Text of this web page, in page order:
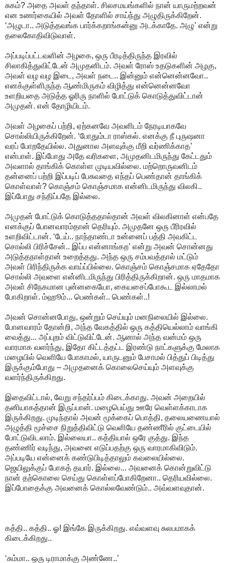
சுகம்? அதை அவள் தந்தாள். சிலசமயங்களில் நான் யாருமற்றவன்
என உணர்கையில் அவள் தோளில் சாய்ந்து அழுதிருக்கிறேன்.
‘அழுடா.. அடுத்தவங்க பார்க்கறாங்கன்னு அடக்காதே. அழு’ என்று
தலைகோதிவிடுவாள்.
அப்படிப்பட்டவளின் அழகை, ஒரு பீரடித்திருந்த இரவில்
சிலாகித்துவிட்டேன் அமுதனிடம். அவள் ரோஸ் உதடுகளின் அழகு,
அவள் வழ வழ இடை, அவள் நடை.. இன்னும் என்னென்னவோ..
எனக்குள்ளிருந்த ஆண்மிருகம் விழித்து என்னென்னவோ
உளறியதை அடுத்த ஓரிரு நாளில் போட்டுக் கொடுத்துவிட்டான்
அமுதன். என் தோழியிடம்.
அவள் அழகைப் பற்றி, ஏற்கனவே அவளிடம் நேரடியாகவே
சொல்லியிருக்கிறேன். ‘போதும்டா ராஸ்கல். எனக்கு நீ புருஷனா
வரப் போறதேயில்ல. அதுனால அளவுக்கு மீறி வர்ணிக்காத’
என்பாள். இப்போது அதே வரிகளை, அமுதனிடமிருந்து கேட்டதும்
அவளால் தாங்கிக் கொள்ள முடியவில்லை. மற்றொருவனிடம்
தன்னைப் பற்றி இப்படிப் பேசுவதை எந்தப் பெண்தான் தாங்கிக்
கொள்வாள்? கொஞ்சம் கொஞ்சமாக என்னிடமிருந்து விலகி..
இப்போது சந்திப்பதே இல்லை.
அமுதன் போட்டுக் கொடுத்ததால்தான் அவள் விலகினாள் என்பதே
எனக்குப் போனவாரம்தான் தெரியும். அமுதனே ஒரு பீரிரவில்
உளறிவிட்டான். ‘டேய்.. நாந்தாண்டா உன்னைப் பத்தி அவகிட்ட
சொல்லி பிரிச்சேன்.. இப்ப என்னாங்கற’ என்று அவன் சொன்னது
அடுத்தநாள்தான் உறைத்தது. அந்த ஒரு சம்பவத்தால் மட்டும்
அவள் பிரிந்திருக்க வாய்ப்பில்லை. கொஞ்சம் கொஞ்சமாக ஏதேதோ
சொல்லி அவளை என்னிடமிருந்து பிரித்திருக்கிறான். ஒரு மாதமாக
அவள் சிநேகமான புன்னகையோ, கையசைப்போகூட இல்லாமல்
போகிறாள். ம்ஹூம்... பெண்கள்.. பெண்கள்..!
அவன் சொன்னபோது, ஒன்றும் செய்யும் மனநிலையில் இல்லை.
போனவாரம் தோன்றி, அந்த வேகத்தில் ஒரு கத்தியெல்லாம் வாங்கி
வைத்து... அப்புறம் விட்டுவிட்டேன். ஆனால் அந்த வன்மம் ஒரு
வாரமாக வளர்ந்து, இதோ கிட்டத்தட்ட இரண்டு நாட்களுக்கு மேலாக
மழையில் வெளியே போகாமல், யாருடனும் பேசாமல் பித்துப் பிடித்து
இருக்கும்போது – அமுதனைக் கொலைசெய்யும் அளவுக்கு
வளர்ந்திருக்கிறது.
இதைவிட்டால், வேறு சந்தர்ப்பம் கிடைக்காது. அவன் அறையில்
தனியாகத்தான் இருப்பான். மழைபெய்து ஊரே வெள்ளக்காடாக
இருக்கிறது. முடிந்தால் அவன் மூக்கைப் பொத்தி, தலையணையால்
அழுத்தி மூச்சை நிறுத்திவிட்டு வெளியே தண்ணீரில் குட்டையில்
போட்டுவிடலாம். இல்லையா.. கத்தியால் ஒரே குத்து. இந்த
தண்ணிர் வடிந்து, அவனை எடுப்பதற்கு ஒரு வாரமாகிவிடும்.
அப்படியே என்னைக் கண்டுபிடித்தாலும் கவலையில்லை.
ஜெயிலுக்குப் போகத் தயார். இல்லை... அவனைக் கொன்றுவிட்டு
நான் தற்கொலை செய்து கொள்ளப்போகிறேனா.. தெரியவில்லை.
இப்போதைக்கு அவனைக் கொல்லவேண்டும்.. அவ்வளவுதான்.
கத்தி.. கத்தி.. ஓ! இங்கே இருக்கிறது. எவ்வளவு சுலபமாகக்
கிடைக்கிறது..
‘சும்மா.. ஒரு டிராமாக்கு அண்ணே..’